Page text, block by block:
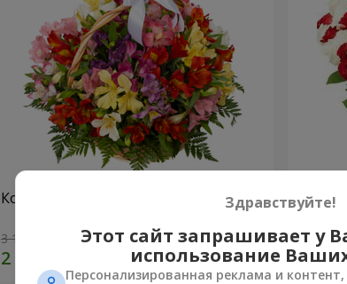
Корзина альстромерий "Акварель"
3 175 грн Заказать
101
5 888
Здравствуйте!
Этот сайт запрашивает у
использование
Персонализированная реклама и